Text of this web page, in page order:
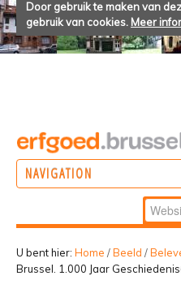
Door gebruik te maken van
gebruik van cookies. Meer
NAVIGATION
BELEVEN
Zoek
zoeken...
U bent hier: Home /Beeld /
Brussel. 1.000 Jaar